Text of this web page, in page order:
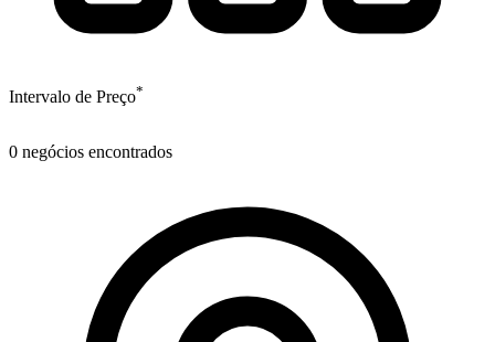
Intervalo de Preço*
0 negócios encontrados